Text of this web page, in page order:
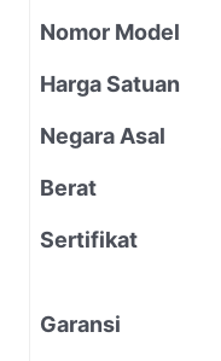
Nomor Model
Harga Satuan
Negara Asal
Berat
Sertifikat
Garansi